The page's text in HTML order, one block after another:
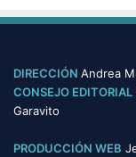
e
o
r
í
s
DIRECCIÓN Andrea
CONSEJO EDITORIAL
Garavito
PRODUCCIÓN WEB